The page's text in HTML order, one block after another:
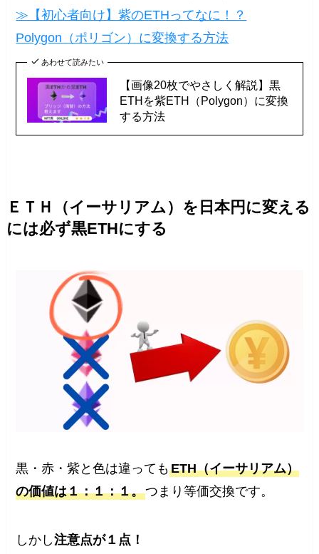
≫【初心者向け】紫のETHってなに！？
Polygon（ポリゴン）に変換する方法
あわせて読みたい
【画像20枚でやさしく解説】黒
ETHを紫ETH（Polygon）に変換
する方法
ＥＴＨ（イーサリアム）を日本円に変える
には必ず黒ETHにする
黒・赤・紫と色は違ってもETH（イーサリアム）
の価値は１：１：１。つまり等価交換です。
しかし注意点が１点！